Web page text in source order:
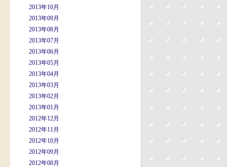
2013年10月
2013年09月
2013年08月
2013年07月
2013年06月
2013年05月
2013年04月
2013年03月
2013年02月
2013年01月
2012年12月
2012年11月
2012年10月
2012年09月
2012年08月